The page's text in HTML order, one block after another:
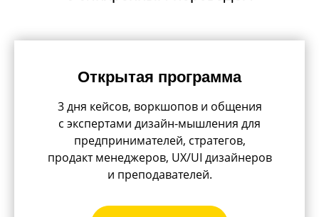
Открытая программа
3 дня кейсов, воркшопов и общения
с экспертами дизайн-мышления для
предпринимателей, стратегов,
продакт менеджеров, UX/UI дизайнеров
и преподавателей.